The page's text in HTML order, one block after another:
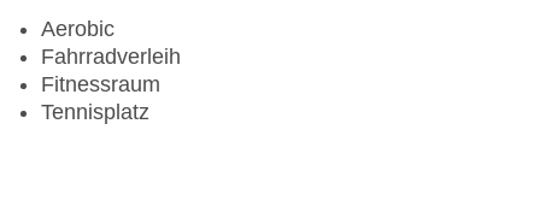
Aerobic
Fahrradverleih
Fitnessraum
Tennisplatz